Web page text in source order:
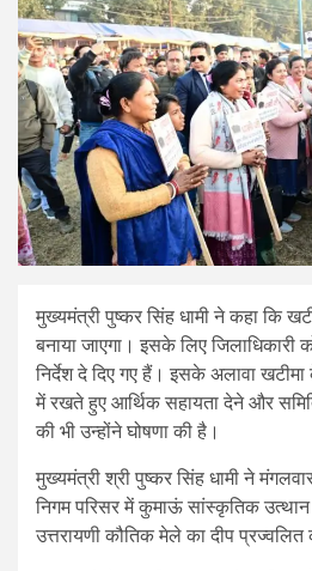
मुख्यमंत्री पुष्कर सिंह धामी ने कहा कि
बनाया जाएगा। इसके लिए जिलाधिकारी
निर्देश दे दिए गए हैं। इसके अलावा
में रखते हुए आर्थिक सहायता देने और
की भी उन्होंने घोषणा की है।
मुख्यमंत्री श्री पुष्कर सिंह धामी ने
निगम परिसर में कुमाऊं सांस्कृतिक उत्थान
उत्तरायणी कौतिक मेले का दीप